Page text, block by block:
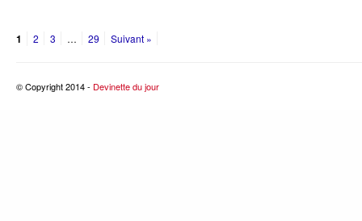
1 2 3 … 29 Suivant »
© Copyright 2014 - Devinette du jour